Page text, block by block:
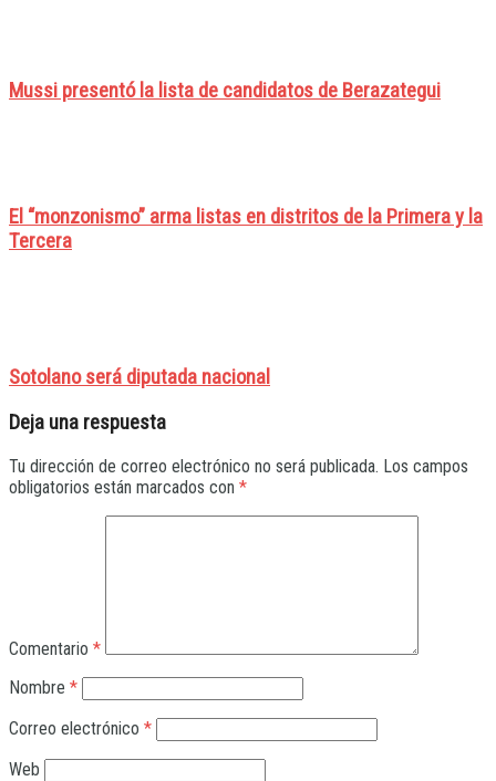
Mussi presentó la lista de candidatos de Berazategui
El “monzonismo” arma listas en distritos de la Primera y la
Tercera
Sotolano será diputada nacional
Deja una respuesta
Tu dirección de correo electrónico no será publicada. Los campos
obligatorios están marcados con *
Comentario *
Nombre *
Correo electrónico *
Web